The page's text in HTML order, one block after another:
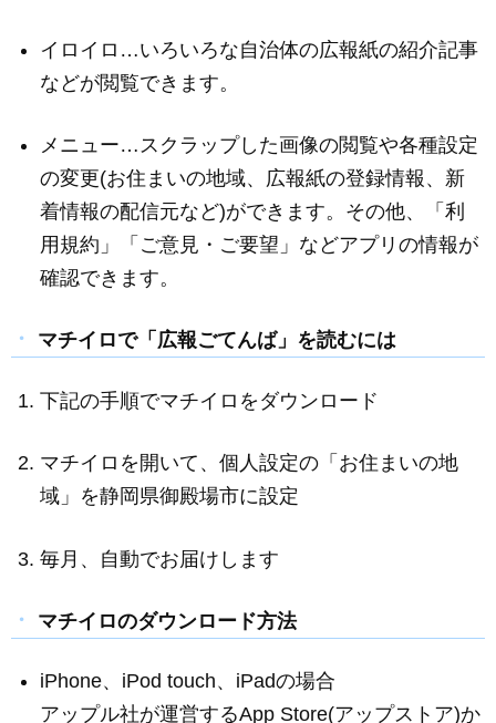
イロイロ …いろいろな自治体の広報紙の紹介記事
などが閲覧できます。
メニュー… スクラップした画像の閲覧や各種設定
の変更(お住まいの地域、広報紙の登録情報、新
着情報の配信元など)ができます。その他、「利
用規約」「ご意見・ご要望」などアプリの情報が
確認できます。
マチイロで「広報ごてんば」を読むには
下記の手順でマチイロをダウンロード
マチイロを開いて、個人設定の「お住まいの地
域」を静岡県御殿場市に設定
毎月、自動でお届けします
マチイロのダウンロード方法
iPhone、 iPod touch、 iPadの場合
アップル社が運営するApp Store(アップストア)か